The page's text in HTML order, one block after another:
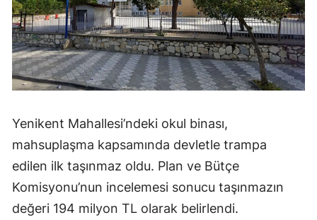
Yenikent Mahallesi’ndeki okul binası,
mahsuplaşma kapsamında devletle trampa
edilen ilk taşınmaz oldu. Plan ve Bütçe
Komisyonu’nun incelemesi sonucu taşınmazın
değeri 194 milyon TL olarak belirlendi.